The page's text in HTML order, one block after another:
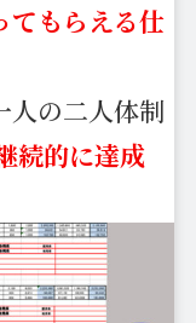
てもらえる仕
人の二人体制
続的に達成